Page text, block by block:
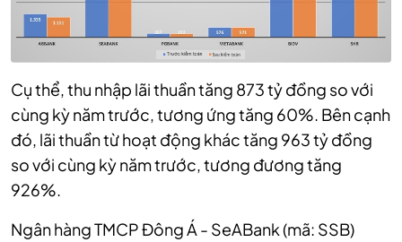
Cụ thể, thu nhập lãi thuần tăng 873 tỷ đồng so với
cùng kỳ năm trước, tương ứng tăng 60%. Bên cạnh
đó, lãi thuần từ hoạt động khác tăng 963 tỷ đồng
so với cùng kỳ năm trước, tương đương tăng
926%.
Ngân hàng TMCP Đông Á - SeABank (mã: SSB)